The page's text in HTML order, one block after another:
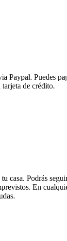
Paypal. Puedes
de crédito.
casa. Podrás
En